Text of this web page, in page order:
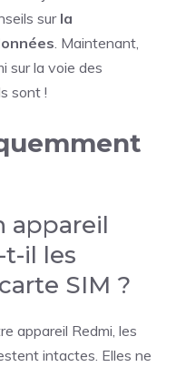
surla
. Maintenant,
sur la voie des
sont !
appareil
il les
SIM ?
appareil Redmi, les
intactes. Elles ne